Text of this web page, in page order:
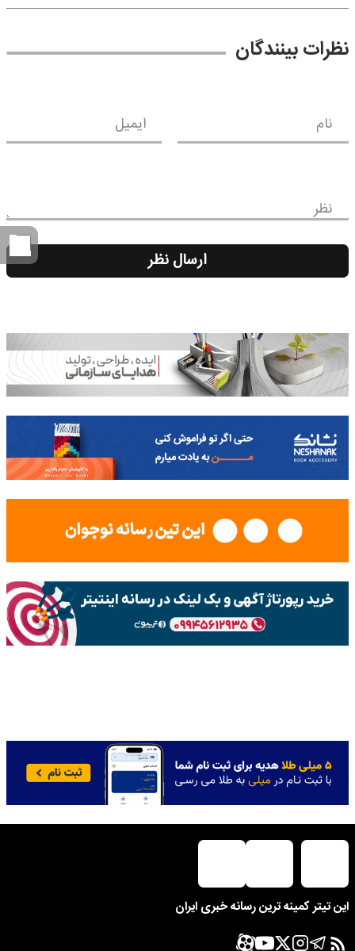
نظرات بینندگان
نام ایمیل
نظر
ارسال نظر
این تیتر کمینه ترین رسانه خبری ایران